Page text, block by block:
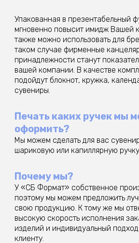
Упакованная в презентабельный
мгновенно повысит имидж Вашей
также можно использовать для
таком случае фирменные
принадлежности станут
вашей компании. В качестве
подойдут блокнот, кружка,
сувениры.
Печать каких ручек мы
оформить?
Мы можем сделать для вас
шариковую или капиллярную
Почему мы?
У «СБ Формат» собственное
поэтому мы можем предложить
свою продукцию. К тому же мы
высокую скорость исполнения
изделий и индивидуальный
клиенту.